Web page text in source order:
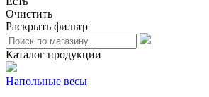
Очистить
Раскрыть фильтр
Каталог продукции
Напольные весы